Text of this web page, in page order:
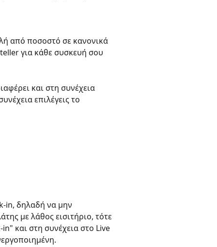
από ποσοστό σε κανονικά
για κάθε συσκευή σου
και στη συνέχεια
επιλέγεις το
in, δηλαδή να μην
με λάθος εισιτήριο, τότε
και στη συνέχεια στο Live